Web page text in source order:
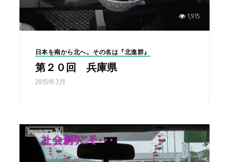
1,915
日本を南から北へ。その名は『北進群』
第２０回 兵庫県
2015年3月